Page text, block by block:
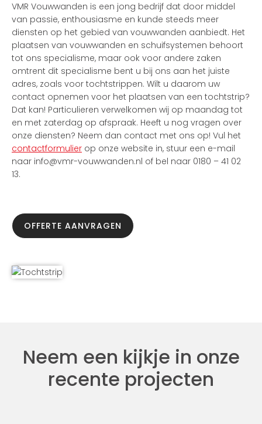
VMR Vouwwanden is een jong bedrijf dat door middel
van passie, enthousiasme en kunde steeds meer
diensten op het gebied van vouwwanden aanbiedt. Het
plaatsen van vouwwanden en schuifsystemen behoort
tot ons specialisme, maar ook voor andere zaken
omtrent dit specialisme bent u bij ons aan het juiste
adres, zoals voor tochtstrippen. Wilt u daarom uw
contact opnemen voor het plaatsen van een tochtstrip?
Dat kan! Particulieren verwelkomen wij op maandag tot
en met zaterdag op afspraak. Heeft u nog vragen over
onze diensten? Neem dan contact met ons op! Vul het
contactformulier op onze website in, stuur een e-mail
naar info@vmr-vouwwanden.nl of bel naar 0180 – 41 02
13.
OFFERTE AANVRAGEN
Neem een kijkje in onze
recente projecten